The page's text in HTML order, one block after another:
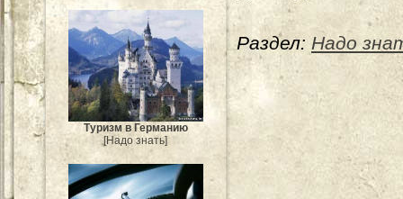
Туризм в Германию
[Надо знать]
Раздел: Надо